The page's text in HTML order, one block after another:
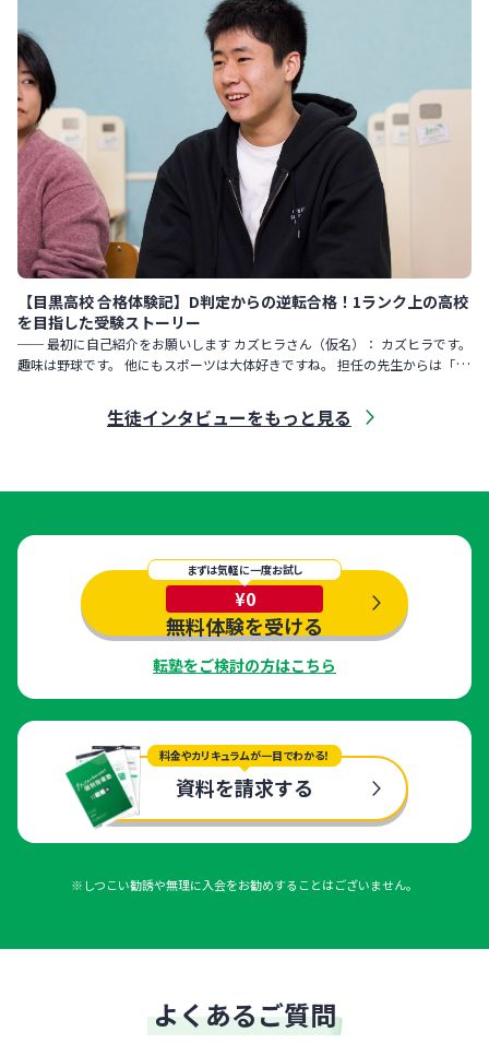
【目黒高校 合格体験記】D判定からの逆転合格！1ランク上の高校
を目指した受験ストーリー
── 最初に自己紹介をお願いします カズヒラさん（仮名）： カズヒラです。
趣味は野球です。 他にもスポーツは大体好きですね。 担任の先生からは「勝
生徒インタビューをもっと見る
まずは気軽に一度お試し
¥0
無料体験を受ける
転塾をご検討の方はこちら
料金やカリキュラムが一目でわかる！
資料を請求する
※しつこい勧誘や無理に入会をお勧めすることはございません。
よくあるご質問